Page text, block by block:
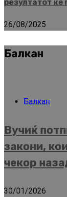
резултатот
26/08/2025
Балкан
Балкан
Вучиќ
закони,
чекор
30/01/2026